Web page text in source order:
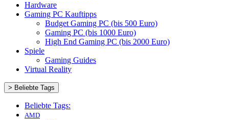
Hardware
Gaming PC Kauftipps
Budget Gaming PC (bis 500 Euro)
Gaming PC (bis 1000 Euro)
High End Gaming PC (bis 2000 Euro)
Spiele
Gaming Guides
Virtual Reality
> Beliebte Tags
Beliebte Tags:
AMD